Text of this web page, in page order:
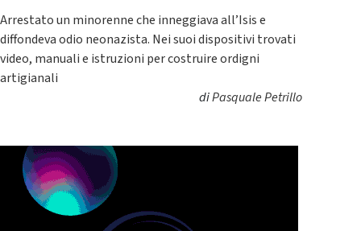
Arrestato un minorenne che inneggiava all’Isis e
diffondeva odio neonazista. Nei suoi dispositivi trovati
video, manuali e istruzioni per costruire ordigni
artigianali
diPasquale Petrillo